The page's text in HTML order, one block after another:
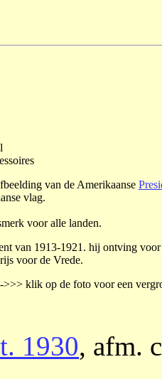
van de Amerikaanse
vlag.
voor alle landen.
van 1913-1921. hij ontving
voor de Vrede.
klik op de foto voor een
1930, afm.